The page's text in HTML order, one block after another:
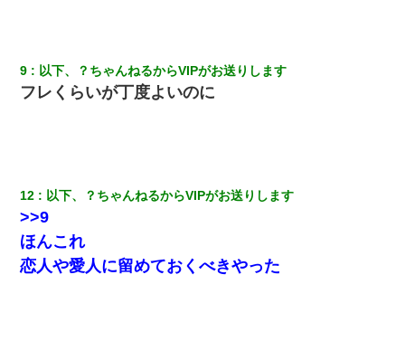
9 以下、？ちゃんねるからVIPがお送りします
フレくらいが丁度よいのに
12 以下、？ちゃんねるからVIPがお送りします
>>9
ほんこれ
恋人や愛人に留めておくべきやった